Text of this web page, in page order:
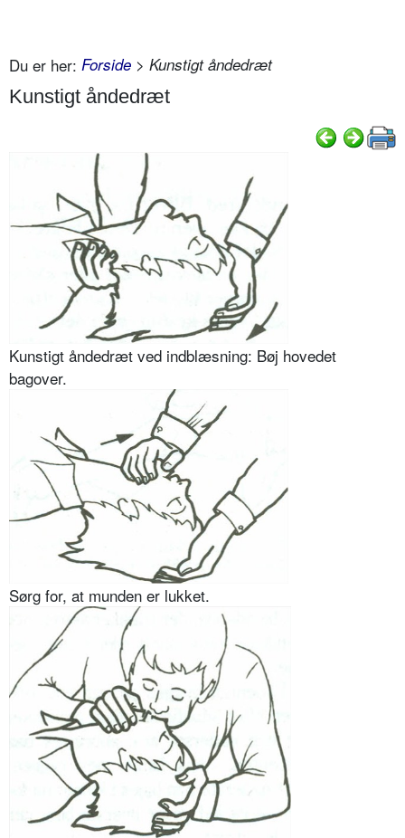
Du er her: Forside > Kunstigt åndedræt
Kunstigt åndedræt
Kunstigt åndedræt ved indblæsning: Bøj hovedet
bagover.
Sørg for, at munden er lukket.